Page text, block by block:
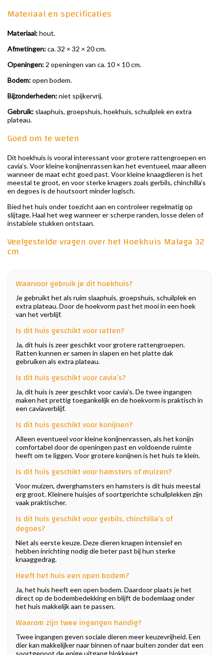
Materiaal en specificaties
Materiaal:hout.
Afmetingen:ca. 32 × 32 × 20 cm.
Openingen: 2 openingen van ca. 10 × 10 cm.
Bodem:open bodem.
Bijzonderheden:niet spijkervrij.
Gebruik: slaaphuis, groepshuis, hoekhuis, schuilplek en extra
plateau.
Goed om te weten
Dit hoekhuis is vooral interessant voor grotere rattengroepen en
cavia’s. Voor kleine konijnenrassen kan het eventueel, maar alleen
wanneer de maat echt goed past. Voor kleine knaagdieren is het
meestal te groot, en voor sterke knagers zoals gerbils, chinchilla’s
en degoes is de houtsoort minder logisch.
Bied het huis onder toezicht aan en controleer regelmatig op
slijtage. Haal het weg wanneer er scherpe randen, losse delen of
instabiele stukken ontstaan.
Veelgestelde vragen over het Hoekhuis Malaga 32
cm
Waarvoor gebruik je dit hoekhuis?
Je gebruikt het als ruim slaaphuis, groepshuis, schuilplek en
extra plateau. Door de hoekvorm past het mooi in een hoek
van het verblijf.
Is dit huis geschikt voor ratten?
Ja, dit huis is zeer geschikt voor grotere rattengroepen.
Ratten kunnen er samen in slapen en het platte dak
gebruiken als extra plateau.
Is dit huis geschikt voor cavia’s?
Ja, dit huis is zeer geschikt voor cavia’s. De twee ingangen
maken het prettig toegankelijk en de hoekvorm is praktisch in
een caviaverblijf.
Is dit huis geschikt voor konijnen?
Alleen eventueel voor kleine konijnenrassen, als het konijn
comfortabel door de openingen past en voldoende ruimte
heeft om te liggen. Voor grotere konijnen is het huis te klein.
Is dit huis geschikt voor hamsters of muizen?
Voor muizen, dwerghamsters en hamsters is dit huis meestal
erg groot. Kleinere huisjes of soortgerichte schuilplekken zijn
vaak praktischer.
Is dit huis geschikt voor gerbils, chinchilla’s of
degoes?
Niet als eerste keuze. Deze dieren knagen intensief en
hebben inrichting nodig die beter past bij hun sterke
knaaggedrag.
Heeft het huis een open bodem?
Ja, het huis heeft een open bodem. Daardoor plaats je het
direct op de bodembedekking en blijft de bodemlaag onder
het huis makkelijk aan te passen.
Waarom zijn twee ingangen handig?
Twee ingangen geven sociale dieren meer keuzevrijheid. Een
dier kan makkelijker naar binnen of naar buiten zonder dat een
soortgenoot de enige uitgang blokkeert.